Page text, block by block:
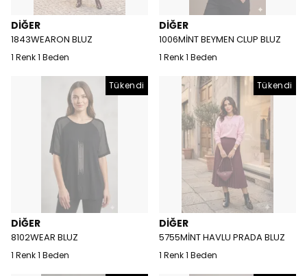
DİĞER
1843WEARON BLUZ
1 Renk 1 Beden
DİĞER
1006MİNT BEYMEN CLUP BLUZ
1 Renk 1 Beden
Tükendi
DİĞER
8102WEAR BLUZ
1 Renk 1 Beden
Tükendi
DİĞER
5755MİNT HAVLU PRADA BLUZ
1 Renk 1 Beden